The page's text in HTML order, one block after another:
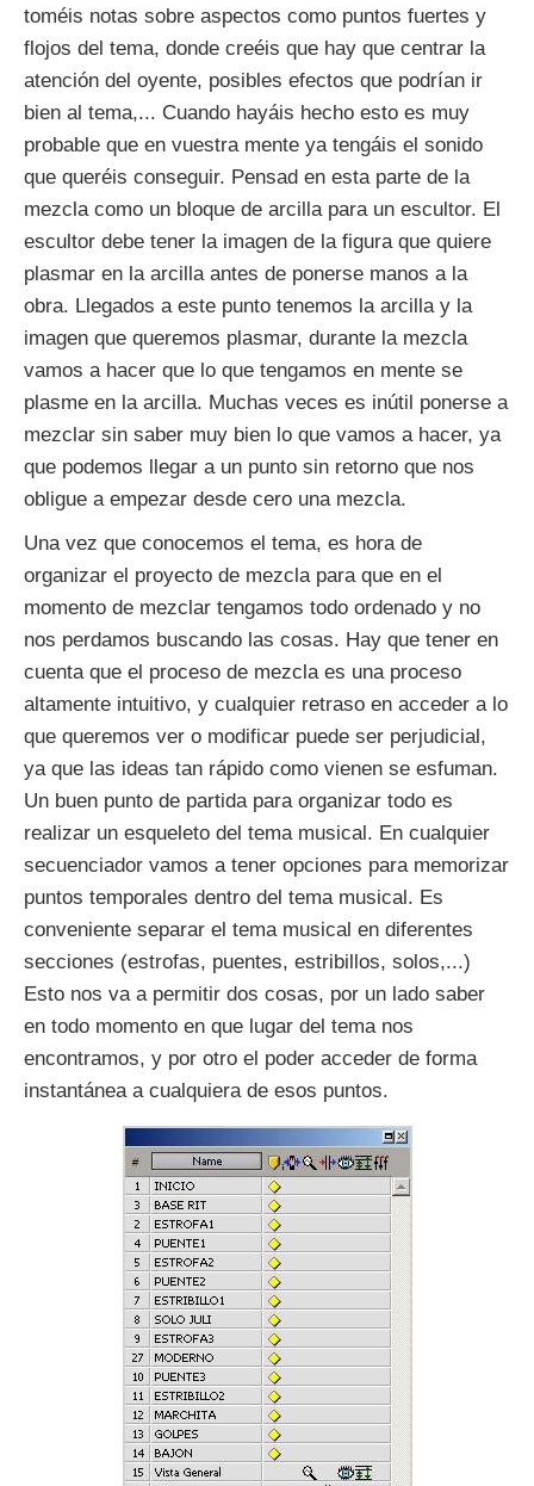
toméis notas sobre aspectos como puntos fuertes y
flojos del tema, donde creéis que hay que centrar la
atención del oyente, posibles efectos que podrían ir
bien al tema,... Cuando hayáis hecho esto es muy
probable que en vuestra mente ya tengáis el sonido
que queréis conseguir. Pensad en esta parte de la
mezcla como un bloque de arcilla para un escultor. El
escultor debe tener la imagen de la figura que quiere
plasmar en la arcilla antes de ponerse manos a la
obra. Llegados a este punto tenemos la arcilla y la
imagen que queremos plasmar, durante la mezcla
vamos a hacer que lo que tengamos en mente se
plasme en la arcilla. Muchas veces es inútil ponerse a
mezclar sin saber muy bien lo que vamos a hacer, ya
que podemos llegar a un punto sin retorno que nos
obligue a empezar desde cero una mezcla.
Una vez que conocemos el tema, es hora de
organizar el proyecto de mezcla para que en el
momento de mezclar tengamos todo ordenado y no
nos perdamos buscando las cosas. Hay que tener en
cuenta que el proceso de mezcla es una proceso
altamente intuitivo, y cualquier retraso en acceder a lo
que queremos ver o modificar puede ser perjudicial,
ya que las ideas tan rápido como vienen se esfuman.
Un buen punto de partida para organizar todo es
realizar un esqueleto del tema musical. En cualquier
secuenciador vamos a tener opciones para memorizar
puntos temporales dentro del tema musical. Es
conveniente separar el tema musical en diferentes
secciones (estrofas, puentes, estribillos, solos,...)
Esto nos va a permitir dos cosas, por un lado saber
en todo momento en que lugar del tema nos
encontramos, y por otro el poder acceder de forma
instantánea a cualquiera de esos puntos.